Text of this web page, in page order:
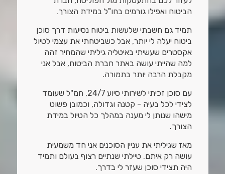
הביטוח ואפילו גורמים בחו"ל במידת הצורך.
תמיד גם חשבתי שלעשות ביטוח נסיעות דרך סוכן
ביטוח יעלה לי יותר, אבל כשביטחתי את עצמי לטיול
אקסטרים שעשיתי באיטליה גיליתי שהמחיר זהה
למה שהייתי עושה באתר חברת הביטוח, אבל אני
מקבלת הרבה יותר בתמורה.
עם סוכן זכיתי לשירותי סיוע 24/7, חמ"ל שעומד
לצידי לכל בעיה - קטנה וגדולה, וכמובן פשוט
מישהו שנותן לי מענה במהלך כל הטיול במידת
הצורך.
מאז שגיליתי את עניין הסוכנים אני חד משמעית
עושה רק איתם. טיילתי שנתיים רצוף בעולם ותמיד
היה תצידי סוכן שעזר לי בדרך.